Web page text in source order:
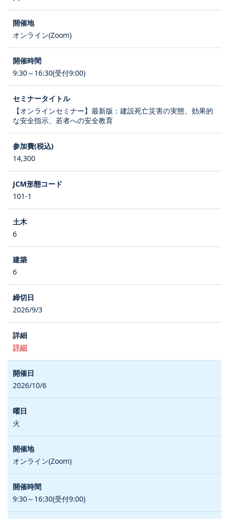
オンライン(Zoom)
9:30～16:30(受付9:00)
【オンラインセミナー】最新版：建設死亡災害の実態、効果的
な安全指示、若者への安全教育
14,300
101-1
6
6
2026/9/3
詳細
2026/10/6
火
オンライン(Zoom)
9:30～16:30(受付9:00)